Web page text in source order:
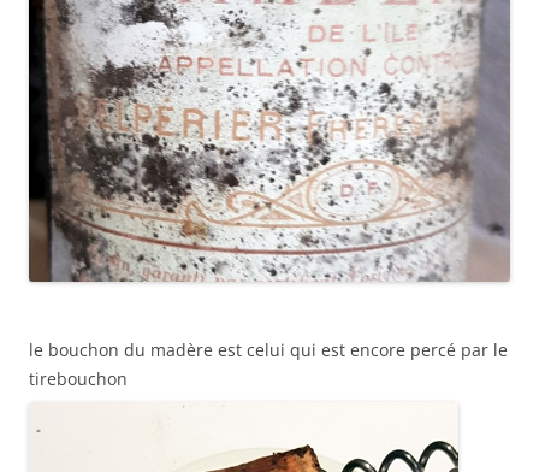
le bouchon du madère est celui qui est encore percé par le
tirebouchon